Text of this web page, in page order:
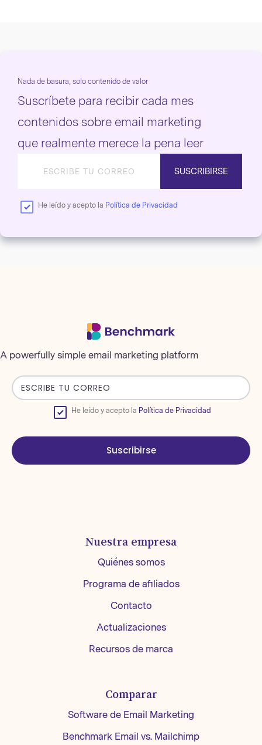
Nada de basura, solo contenido de valor
Suscríbete para recibir cada mes
contenidos sobre email marketing
que realmente merece la pena leer
SUSCRIBIRSE
He leído y acepto la Política de Privacidad
A powerfully simple email marketing platform
He leído y acepto la Política de Privacidad
Suscribirse
Nuestra empresa
Quiénes somos
Programa de afiliados
Contacto
Actualizaciones
Recursos de marca
Comparar
Software de Email Marketing
Benchmark Email vs. Mailchimp